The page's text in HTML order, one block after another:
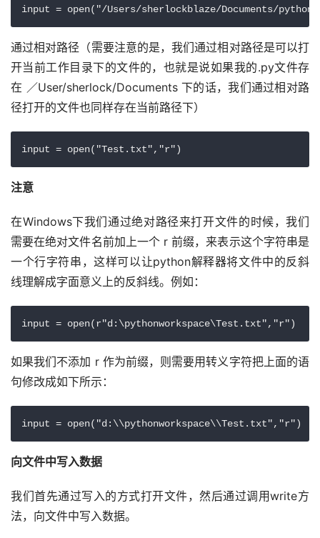
input = open("/Users/sherlockblaze/Documents/
通过相对路径（需要注意的是，我们通过相对路径是可以打
开当前工作目录下的文件的，也就是说如果我的.py文件存
在 ／User/sherlock/Documents 下的话，我们通过相对路
径打开的文件也同样存在当前路径下）
input = open("Test.txt","r")
注意
在Windows下我们通过绝对路径来打开文件的时候，我们
需要在绝对文件名前加上一个 r 前缀，来表示这个字符串是
一个行字符串，这样可以让python解释器将文件中的反斜
线理解成字面意义上的反斜线。例如：
input = open(r"d:\pythonworkspace\Test.txt","r")
如果我们不添加 r 作为前缀，则需要用转义字符把上面的语
句修改成如下所示：
input = open("d:\\pythonworkspace\\Test.txt","r")
向文件中写入数据
我们首先通过写入的方式打开文件，然后通过调用write方
法，向文件中写入数据。